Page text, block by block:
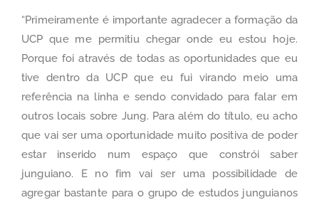
“Primeiramente é importante agradecer a formação da
UCP que me permitiu chegar onde eu estou hoje.
Porque foi através de todas as oportunidades que eu
tive dentro da UCP que eu fui virando meio uma
referência na linha e sendo convidado para falar em
outros locais sobre Jung. Para além do título, eu acho
que vai ser uma oportunidade muito positiva de poder
estar inserido num espaço que constrói saber
junguiano. E no fim vai ser uma possibilidade de
agregar bastante para o grupo de estudos junguianos